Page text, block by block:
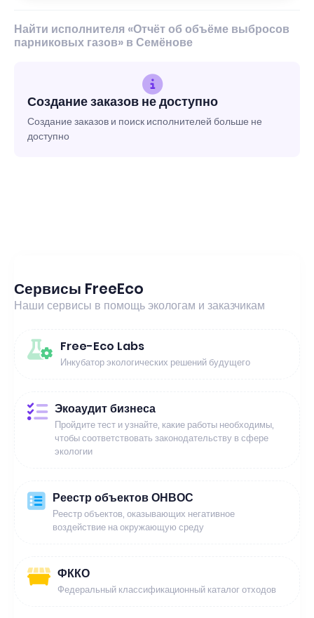
Найти исполнителя «Отчёт об объёме выбросов
парниковых газов» в Семёнове
Создание заказов не доступно
Создание заказов и поиск исполнителей больше не
доступно
Сервисы FreeEco
Наши сервисы в помощь экологам и заказчикам
Free-Eco Labs
Инкубатор экологических решений будущего
Экоаудит бизнеса
Пройдите тест и узнайте, какие работы необходимы,
чтобы соответствовать законодательству в сфере
экологии
Реестр объектов ОНВОС
Реестр объектов, оказывающих негативное
воздействие на окружающую среду
ФККО
Федеральный классификационный каталог отходов